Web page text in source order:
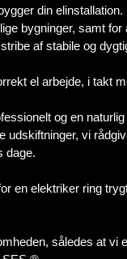
din elinstallation.
bygninger, samt for
af stabile og
el arbejde, i takt
og en
vi
dage.
en elektriker ring
således at